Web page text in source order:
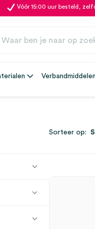
Vóór 15:00 uur besteld,
Verbandmiddelen
Sorteer op: